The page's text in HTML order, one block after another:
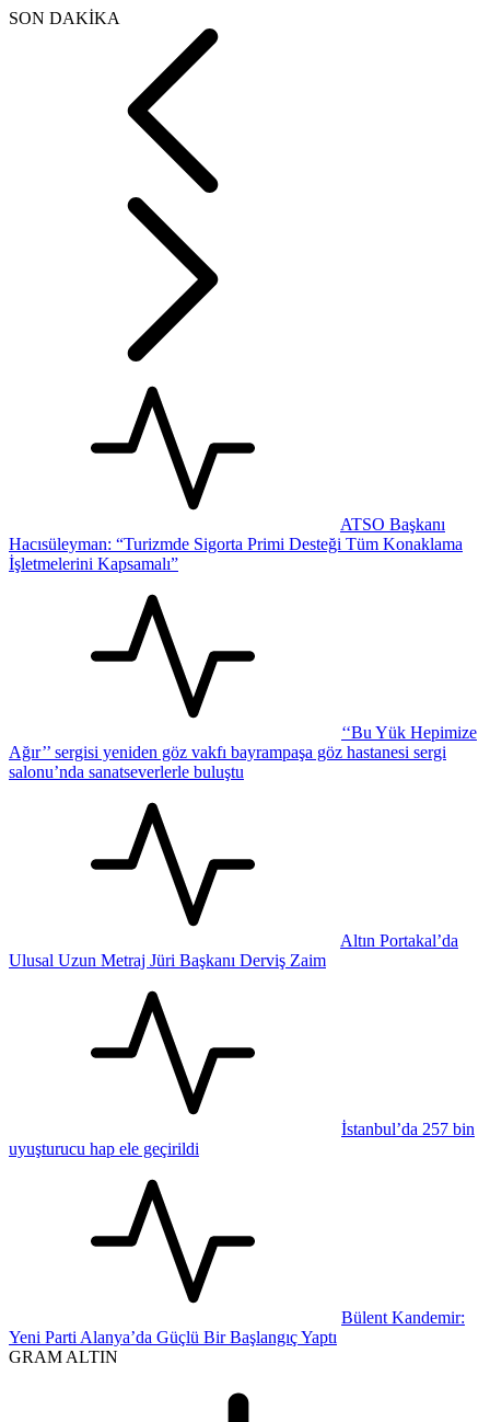
SON DAKİKA
ATSO Başkanı
Hacısüleyman: “Turizmde Sigorta Primi Desteği Tüm Konaklama
İşletmelerini Kapsamalı”
‘‘Bu Yük Hepimize
Ağır’’ sergisi yeniden göz vakfı bayrampaşa göz hastanesi sergi
salonu’nda sanatseverlerle buluştu
Altın Portakal’da
Ulusal Uzun Metraj Jüri Başkanı Derviş Zaim
İstanbul’da 257 bin
uyuşturucu hap ele geçirildi
Bülent Kandemir:
Yeni Parti Alanya’da Güçlü Bir Başlangıç Yaptı
GRAM ALTIN